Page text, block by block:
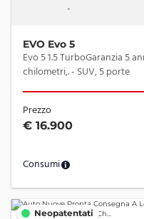
-
EVO Evo 5
Evo 5 1.5 TurboGaranzia 5
chilometri,. - SUV, 5 porte
Prezzo
€ 16.900
Consumi
Neopatentati